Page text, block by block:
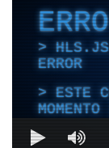
ERROR
ESTE